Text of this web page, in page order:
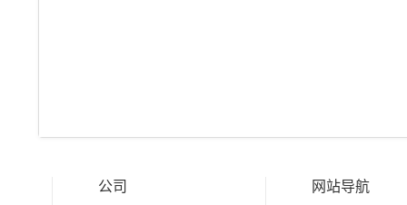
公司 网站导航